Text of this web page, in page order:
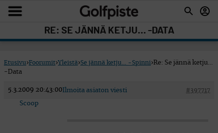
RE: SE JÄNNÄ KETJU… -DATA
Etusivu›Foorumit›Yleistä›Se jännä ketju… -Spinni›Re: Se jännä ketju…
-Data
5.3.2009 20:43:00 #397717
Ilmoita asiaton viesti
Scoop